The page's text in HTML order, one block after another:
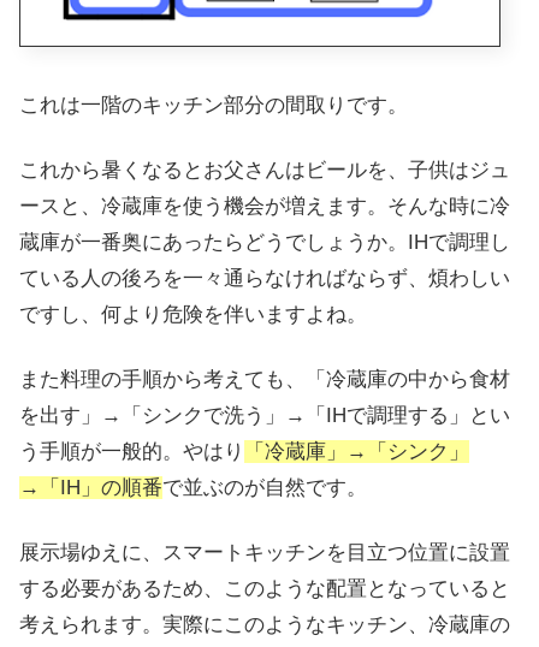
これは一階のキッチン部分の間取りです。
これから暑くなるとお父さんはビールを、子供はジュ
ースと、冷蔵庫を使う機会が増えます。そんな時に冷
蔵庫が一番奥にあったらどうでしょうか。IHで調理し
ている人の後ろを一々通らなければならず、煩わしい
ですし、何より危険を伴いますよね。
また料理の手順から考えても、「冷蔵庫の中から食材
を出す」→「シンクで洗う」→「IHで調理する」とい
う手順が一般的。やはり
「冷蔵庫」→「シンク」
→「IH」の順番で並ぶのが自然です。
展示場ゆえに、スマートキッチンを目立つ位置に設置
する必要があるため、このような配置となっていると
考えられます。実際にこのようなキッチン、冷蔵庫の